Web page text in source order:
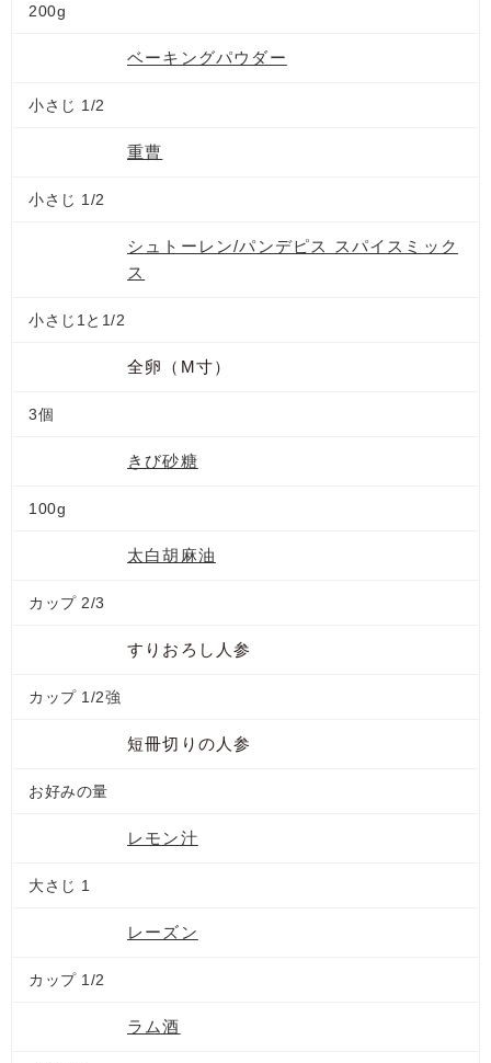
200g
ベーキングパウダー
小さじ 1/2
重曹
小さじ 1/2
シュトーレン/パンデピス スパイスミック
ス
小さじ1と1/2
全卵（M寸）
3個
きび砂糖
100g
太白胡麻油
カップ 2/3
すりおろし人参
カップ 1/2強
短冊切りの人参
お好みの量
レモン汁
大さじ 1
レーズン
カップ 1/2
ラム酒